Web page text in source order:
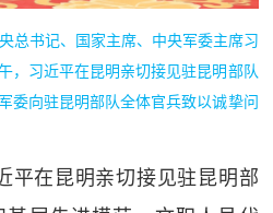
总书记、国家主席、中央军委主席习
，习近平在昆明亲切接见驻昆明部队
委向驻昆明部队全体官兵致以诚挚问
平在昆明亲切接见驻昆明部